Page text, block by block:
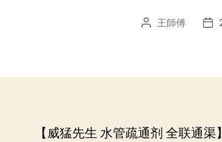
文 王師傅
发
【威猛先生 水管疏通剂 全联通